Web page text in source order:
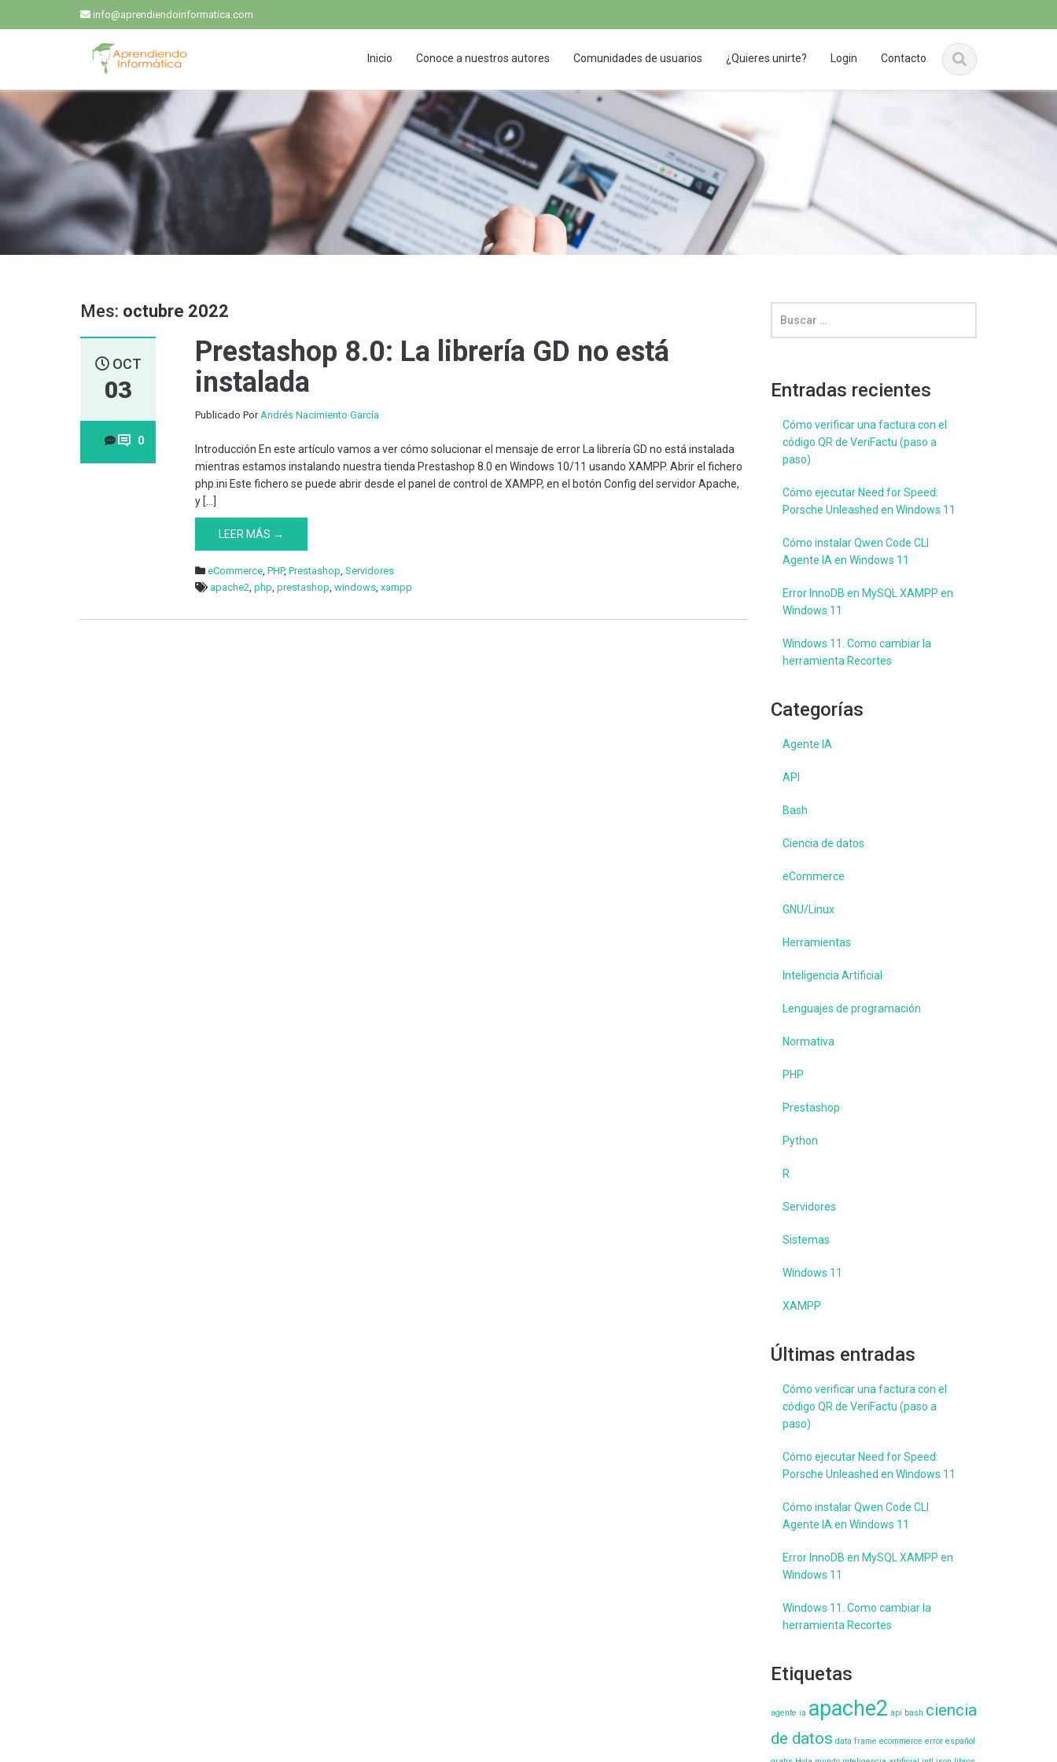
info@aprendiendoinformatica.com
Inicio Conoce a nuestros autores Comunidades de usuarios ¿Quieres unirte? Login Contacto
Mes: octubre 2022
OCT
03
0
Prestashop 8.0: La librería GD no está
instalada
Publicado PorAndrés Nacimiento García
Introducción En este artículo vamos a ver cómo solucionar el mensaje de error La librería GD no está instalada
mientras estamos instalando nuestra tienda Prestashop 8.0 en Windows 10/11 usando XAMPP. Abrir el fichero
php.ini Este fichero se puede abrir desde el panel de control de XAMPP, en el botón Config del servidor Apache,
y […]
LEER MÁS →
eCommerce,PHP,Prestashop,Servidores
apache2,php,prestashop,windows,xampp
Entradas recientes
Cómo verificar una factura con el
código QR de VeriFactu (paso a
paso)
Cómo ejecutar Need for Speed:
Porsche Unleashed en Windows 11
Cómo instalar Qwen Code CLI
Agente IA en Windows 11
Error InnoDB en MySQL XAMPP en
Windows 11
Windows 11. Como cambiar la
herramienta Recortes
Categorías
Agente IA
API
Bash
Ciencia de datos
eCommerce
GNU/Linux
Herramientas
Inteligencia Artificial
Lenguajes de programación
Normativa
PHP
Prestashop
Python
R
Servidores
Sistemas
Windows 11
XAMPP
Últimas entradas
Cómo verificar una factura con el
código QR de VeriFactu (paso a
paso)
Cómo ejecutar Need for Speed:
Porsche Unleashed en Windows 11
Cómo instalar Qwen Code CLI
Agente IA en Windows 11
Error InnoDB en MySQL XAMPP en
Windows 11
Windows 11. Como cambiar la
herramienta Recortes
Etiquetas
agente ia apache2 api bash ciencia
de datos data frame ecommerce error español